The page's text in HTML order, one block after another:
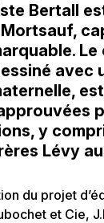
Bertall
avec
y
Lévy
du projet
et Cie,